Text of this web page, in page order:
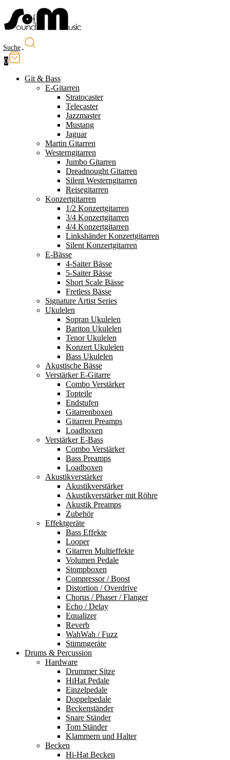
Suche
0
Git & Bass
E-Gitarren
Stratocaster
Telecaster
Jazzmaster
Mustang
Jaguar
Martin Gitarren
Westerngitarren
Jumbo Gitarren
Dreadnought Gitarren
Silent Westerngitarren
Reisegitarren
Konzertgitarren
1/2 Konzertgitarren
3/4 Konzertgitarren
4/4 Konzertgitarren
Linkshänder Konzertgitarren
Silent Konzertgitarren
E-Bässe
4-Saiter Bässe
5-Saiter Bässe
Short Scale Bässe
Fretless Bässe
Signature Artist Series
Ukulelen
Sopran Ukulelen
Bariton Ukulelen
Tenor Ukulelen
Konzert Ukulelen
Bass Ukulelen
Akustische Bässe
Verstärker E-Gitarre
Combo Verstärker
Topteile
Endstufen
Gitarrenboxen
Gitarren Preamps
Loadboxen
Verstärker E-Bass
Combo Verstärker
Bass Preamps
Loadboxen
Akustikverstärker
Akustikverstärker
Akustikverstärker mit Röhre
Akustik Preamps
Zubehör
Effektgeräte
Bass Effekte
Looper
Gitarren Multieffekte
Volumen Pedale
Stompboxen
Compressor / Boost
Distortion / Overdrive
Chorus / Phaser / Flanger
Echo / Delay
Equalizer
Reverb
WahWah / Fuzz
Stimmgeräte
Drums & Percussion
Hardware
Drummer Sitze
HiHat Pedale
Einzelpedale
Doppelpedale
Beckenständer
Snare Ständer
Tom Ständer
Klammern und Halter
Becken
Hi-Hat Becken